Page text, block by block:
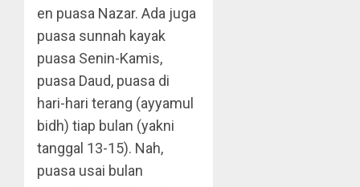
en puasa Nazar. Ada juga
puasa sunnah kayak
puasa Senin-Kamis,
puasa Daud, puasa di
hari-hari terang (ayyamul
bidh) tiap bulan (yakni
tanggal 13-15). Nah,
puasa usai bulan